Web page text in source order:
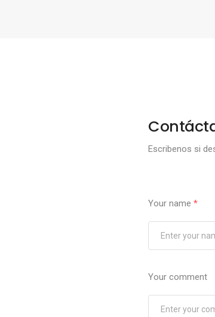
Escribenos si
Your name*
Your comment